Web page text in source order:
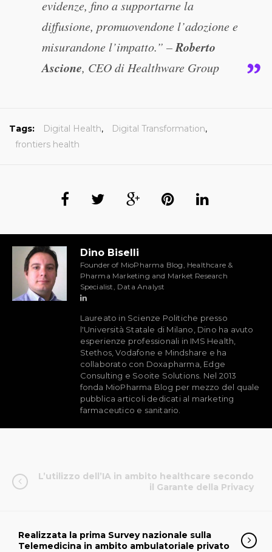
evidenze, fino a supportarne la
diffusione, promuovendone l’adozione e
misurandone l’impatto.” –Roberto
Ascione, CEO di Healthware Group
Tags: Digital Health, Digital Transformation,
frontiers health
Dino Biselli
Founder of MioPharma Blog, Healthcare &
Pharma Marketing and Market Research
Specialist, Data Analyst
Laureato in Scienze Politiche presso
l'Università Statale di Milano, Dino ha avuto
esperienze professionali in IMS Health,
Stethos, Vodafone e Mindshare e ha
collaborato con Doxapharma, Edge
Consulting e Sooite Solutions. Nel 2013
fonda MioPharma Blog per mezzo del quale
pubblica articoli dedicati al marketing
farmaceutico e sanitario.
L’utilizzo dell’IA in ambito healthcare secondo
il Garante della Privacy
Realizzata la prima Survey nazionale sulla
Telemedicina in ambito ambulatoriale privato